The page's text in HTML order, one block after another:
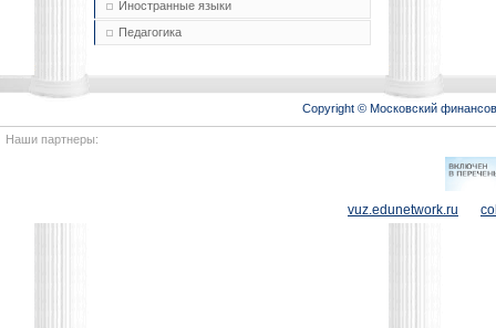
Иностранные языки
Педагогика
Copyright © Московский
Наши партнеры:
vuz.edunetwork.ru